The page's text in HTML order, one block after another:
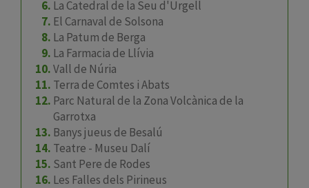
La Catedral de la Seu d'Urgell
El Carnaval de Solsona
La Patum de Berga
La Farmacia de Llívia
Vall de Núria
Terra de Comtes i Abats
Parc Natural de la Zona Volcànica de la
Garrotxa
Banys jueus de Besalú
Teatre - Museu Dalí
Sant Pere de Rodes
Les Falles dels Pirineus